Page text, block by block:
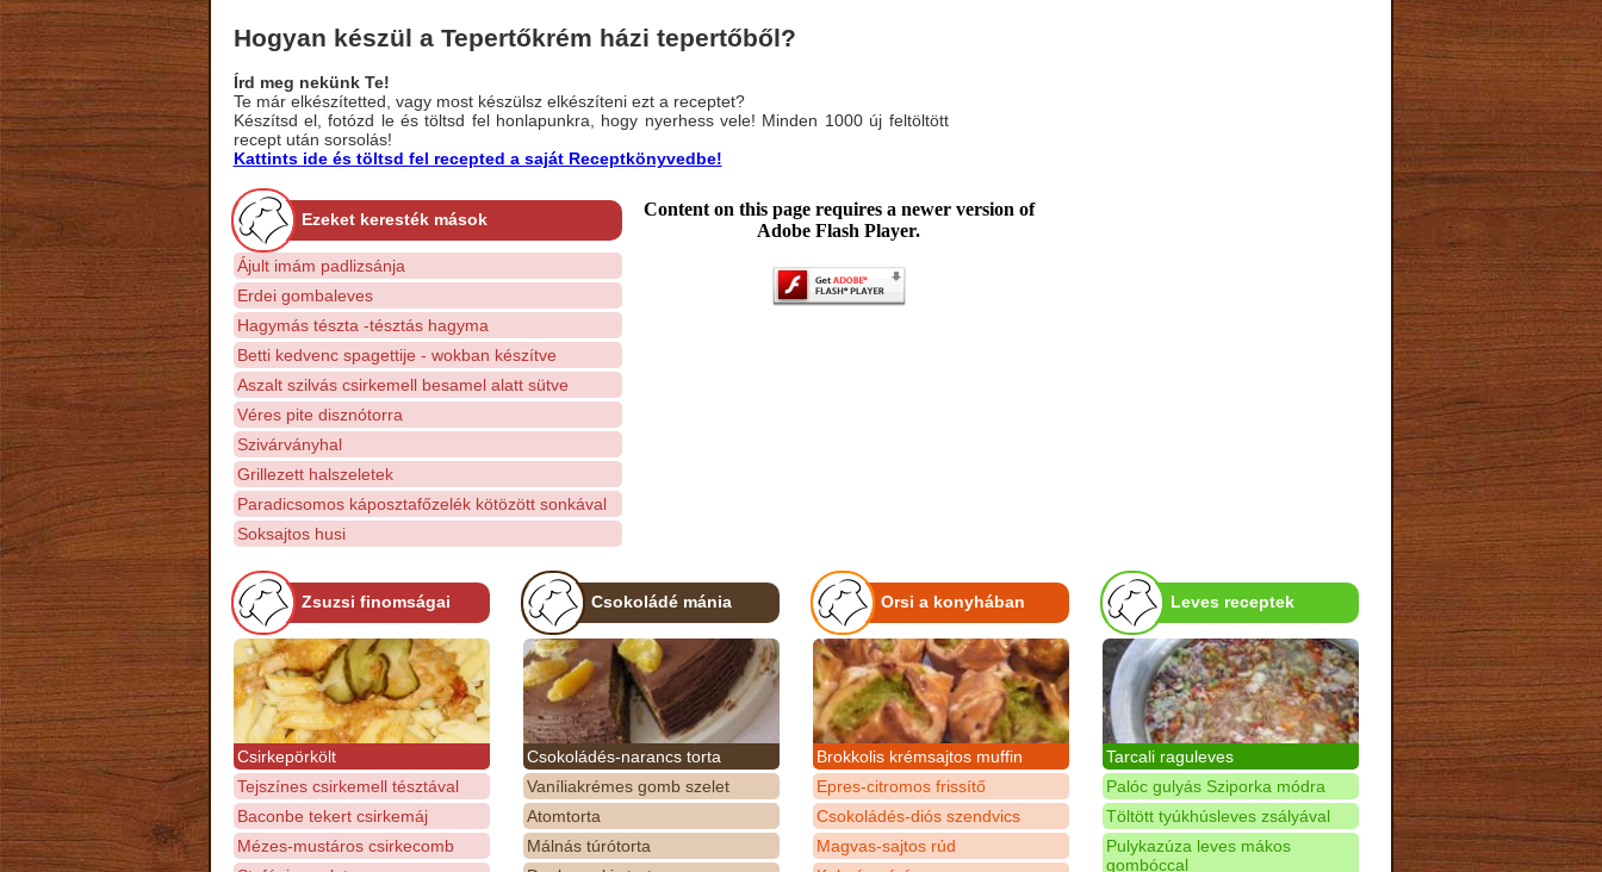
Hogyan készül a Tepertőkrém házi tepertőből?
Írd meg nekünk Te!
Te már elkészítetted, vagy most készülsz elkészíteni ezt a receptet?
Készítsd el, fotózd le és töltsd fel honlapunkra, hogy nyerhess vele! Minden 1000 új feltöltött
recept után sorsolás!
Kattints ide és töltsd fel recepted a saját Receptkönyvedbe!
Ezeket keresték mások
Ájult imám padlizsánja
Erdei gombaleves
Hagymás tészta -tésztás hagyma
Betti kedvenc spagettije - wokban készítve
Aszalt szilvás csirkemell besamel alatt sütve
Véres pite disznótorra
Szivárványhal
Grillezett halszeletek
Paradicsomos káposztafőzelék kötözött sonkával
Soksajtos husi
Content on this page requires a newer version of
Adobe Flash Player.
Zsuzsi finomságai
Csirkepörkölt
Tejszínes csirkemell tésztával
Baconbe tekert csirkemáj
Mézes-mustáros csirkecomb
Csokoládé mánia
Csokoládés-narancs torta
Vaníliakrémes gomb szelet
Atomtorta
Málnás túrótorta
Orsi a konyhában
Brokkolis krémsajtos muffin
Epres-citromos frissítő
Csokoládés-diós szendvics
Magvas-sajtos rúd
Leves receptek
Tarcali raguleves
Palóc gulyás Sziporka módra
Töltött tyúkhúsleves zsályával
Pulykazúza leves mákos
gombóccal